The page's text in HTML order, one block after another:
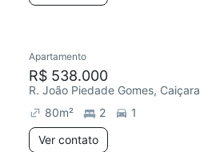
Apartamento
R$ 538.000
R. João Piedade Gomes, Caiçara
80m² 2
1
Ver contato